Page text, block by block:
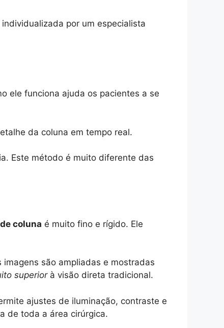
por um especialista
ele funciona ajuda os pacientes a se
da coluna em tempo real.
Este método é muito diferente das
coluna é muito fino e rígido. Ele
são ampliadas e mostradas
superiorà visão direta tradicional.
ajustes de iluminação, contraste e
de toda a área cirúrgica.